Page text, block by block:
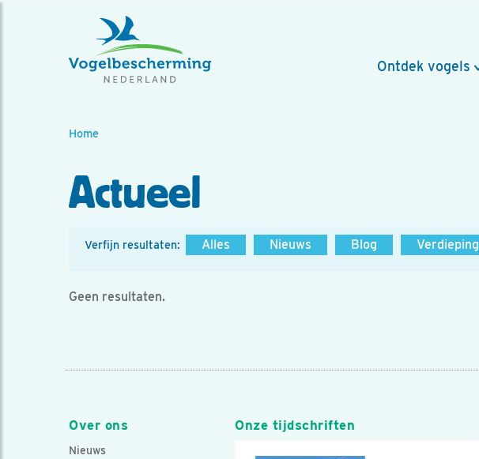
Ontdek vogels
Home
Actueel
Verfijn resultaten: Alles Nieuws Blog Verdieping
Geen resultaten.
Over ons
Nieuws
Onze tijdschriften